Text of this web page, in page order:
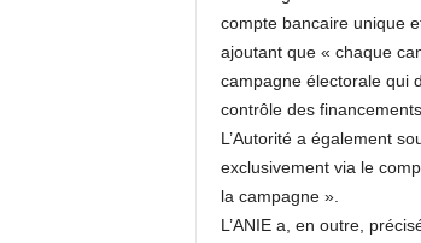
compte bancaire unique
ajoutant que « chaque
campagne électorale qui
contrôle des
L’Autorité a également
exclusivement via le
la campagne ».
L’ANIE a, en outre,